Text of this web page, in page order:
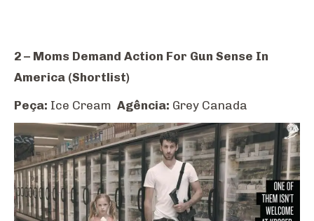
2 – Moms Demand Action For Gun Sense In
America (Shortlist)
Peça: Ice Cream Agência: Grey Canada